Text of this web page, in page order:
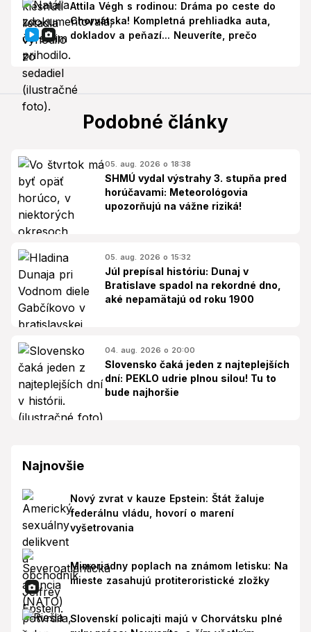
Attila Végh s rodinou: Dráma po ceste do
Chorvátska! Kompletná prehliadka auta,
dokladov a peňazí... Neuveríte, prečo
Podobné články
05. aug. 2026 o 18:38
SHMÚ vydal výstrahy 3. stupňa pred
horúčavami: Meteorológovia
upozorňujú na vážne riziká!
05. aug. 2026 o 15:32
Júl prepísal históriu: Dunaj v
Bratislave spadol na rekordné dno,
aké nepamätajú od roku 1900
04. aug. 2026 o 20:00
Slovensko čaká jeden z najteplejších
dní: PEKLO udrie plnou silou! Tu to
bude najhoršie
Najnovšie
Nový zvrat v kauze Epstein: Štát žaluje
federálnu vládu, hovorí o marení
vyšetrovania
Mimoriadny poplach na známom letisku: Na
mieste zasahujú protiteroristické zložky
Slovenskí policajti majú v Chorvátsku plné